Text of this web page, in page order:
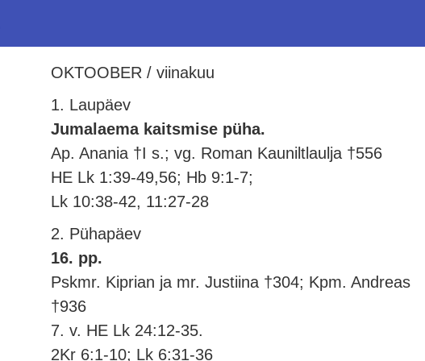
OKTOOBER / viinakuu
1. Laupäev
Jumalaema kaitsmise püha.
Ap. Anania †I s.; vg. Roman Kauniltlaulja †556
HE Lk 1:39-49,56; Hb 9:1-7;
Lk 10:38-42, 11:27-28
2. Pühapäev
16. pp.
Pskmr. Kiprian ja mr. Justiina †304; Kpm. Andreas
†936
7. v. HE Lk 24:12-35.
2Kr 6:1-10; Lk 6:31-36